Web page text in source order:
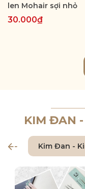
len Mohair sợi nhỏ
30.000₫
KIM ĐAN
Kim Đan -